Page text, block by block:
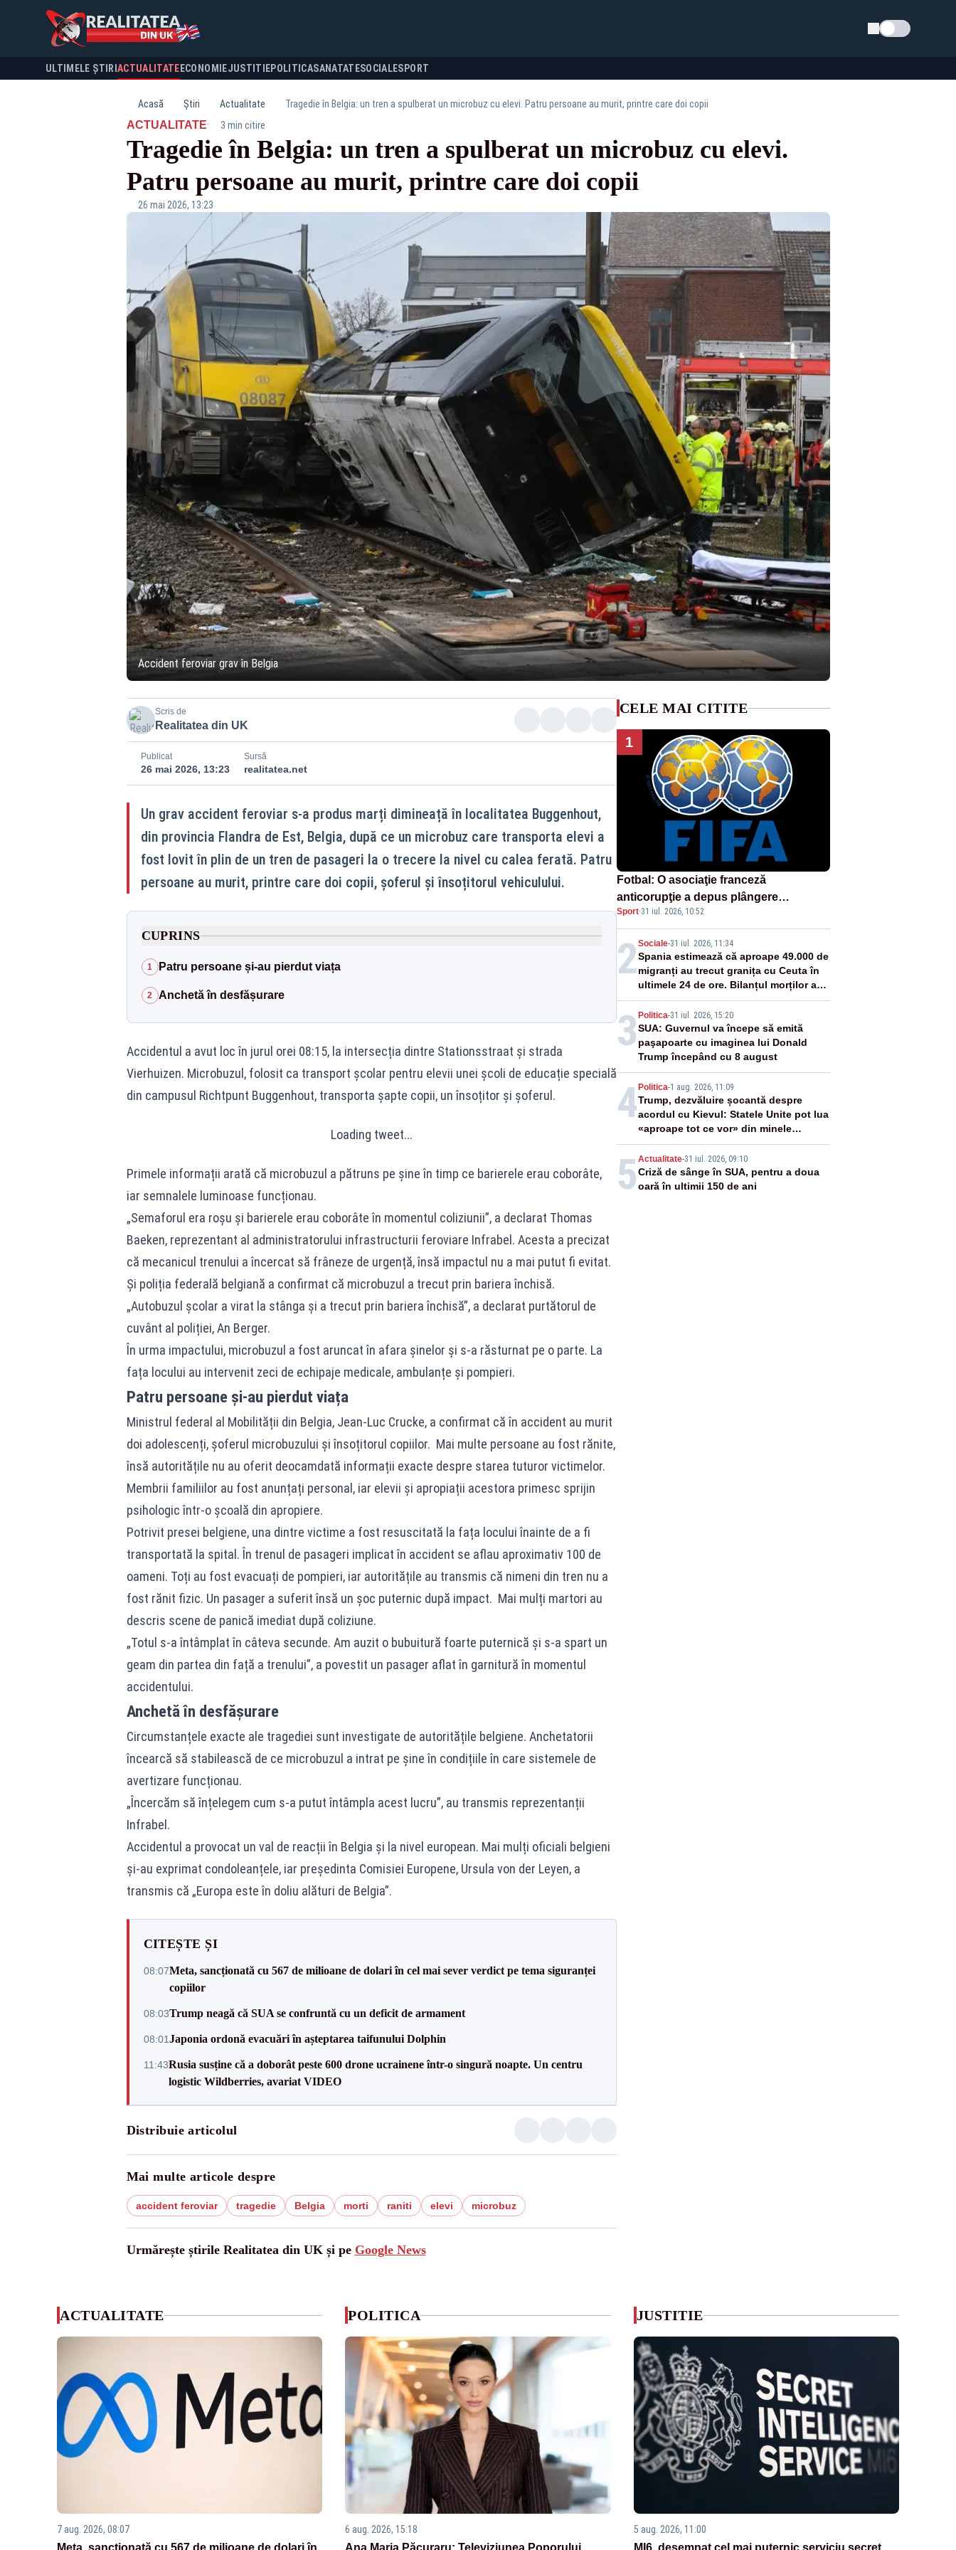
Schimba tema
ULTIMELE ȘTIRI ACTUALITATE ECONOMIEJUSTITIEPOLITICASANATATESOCIALESPORT
Acasă Știri Actualitate Tragedie în Belgia: un tren a spulberat un microbuz cu elevi. Patru persoane au murit, printre care doi copii
ACTUALITATE· 3 min citire
Tragedie în Belgia: un tren a spulberat un microbuz cu elevi.
Patru persoane au murit, printre care doi copii
26 mai 2026, 13:23
Accident feroviar grav în Belgia
Scris de
Realitatea din UK
Publicat
26 mai 2026, 13:23
Sursă
realitatea.net
Un grav accident feroviar s-a produs marți dimineață în localitatea Buggenhout,
din provincia Flandra de Est, Belgia, după ce un microbuz care transporta elevi a
fost lovit în plin de un tren de pasageri la o trecere la nivel cu calea ferată. Patru
persoane au murit, printre care doi copii, șoferul și însoțitorul vehiculului.
CUPRINS
1 Patru persoane și-au pierdut viața
2 Anchetă în desfășurare
Accidentul a avut loc în jurul orei 08:15, la intersecția dintre Stationsstraat și strada
Vierhuizen. Microbuzul, folosit ca transport școlar pentru elevii unei școli de educație specială
din campusul Richtpunt Buggenhout, transporta șapte copii, un însoțitor și șoferul.
Loading tweet...
Primele informații arată că microbuzul a pătruns pe șine în timp ce barierele erau coborâte,
iar semnalele luminoase funcționau.
„Semaforul era roșu și barierele erau coborâte în momentul coliziunii”, a declarat Thomas
Baeken, reprezentant al administratorului infrastructurii feroviare Infrabel. Acesta a precizat
că mecanicul trenului a încercat să frâneze de urgență, însă impactul nu a mai putut fi evitat.
Și poliția federală belgiană a confirmat că microbuzul a trecut prin bariera închisă.
„Autobuzul școlar a virat la stânga și a trecut prin bariera închisă”, a declarat purtătorul de
cuvânt al poliției, An Berger.
În urma impactului, microbuzul a fost aruncat în afara șinelor și s-a răsturnat pe o parte. La
fața locului au intervenit zeci de echipaje medicale, ambulanțe și pompieri.
Patru persoane și-au pierdut viața
Ministrul federal al Mobilității din Belgia, Jean-Luc Crucke, a confirmat că în accident au murit
doi adolescenți, șoferul microbuzului și însoțitorul copiilor. Mai multe persoane au fost rănite,
însă autoritățile nu au oferit deocamdată informații exacte despre starea tuturor victimelor.
Membrii familiilor au fost anunțați personal, iar elevii și apropiații acestora primesc sprijin
psihologic într-o școală din apropiere.
Potrivit presei belgiene, una dintre victime a fost resuscitată la fața locului înainte de a fi
transportată la spital. În trenul de pasageri implicat în accident se aflau aproximativ 100 de
oameni. Toți au fost evacuați de pompieri, iar autoritățile au transmis că nimeni din tren nu a
fost rănit fizic. Un pasager a suferit însă un șoc puternic după impact. Mai mulți martori au
descris scene de panică imediat după coliziune.
„Totul s-a întâmplat în câteva secunde. Am auzit o bubuitură foarte puternică și s-a spart un
geam din partea din față a trenului”, a povestit un pasager aflat în garnitură în momentul
accidentului.
Anchetă în desfășurare
Circumstanțele exacte ale tragediei sunt investigate de autoritățile belgiene. Anchetatorii
încearcă să stabilească de ce microbuzul a intrat pe șine în condițiile în care sistemele de
avertizare funcționau.
„Încercăm să înțelegem cum s-a putut întâmpla acest lucru”, au transmis reprezentanții
Infrabel.
Accidentul a provocat un val de reacții în Belgia și la nivel european. Mai mulți oficiali belgieni
și-au exprimat condoleanțele, iar președinta Comisiei Europene, Ursula von der Leyen, a
transmis că „Europa este în doliu alături de Belgia”.
CITEȘTE ȘI
08:07Meta, sancționată cu 567 de milioane de dolari în cel mai sever verdict pe tema siguranței
copiilor
08:03Trump neagă că SUA se confruntă cu un deficit de armament
08:01Japonia ordonă evacuări în așteptarea taifunului Dolphin
11:43Rusia susține că a doborât peste 600 drone ucrainene într-o singură noapte. Un centru
logistic Wildberries, avariat VIDEO
Distribuie articolul
Mai multe articole despre
accident feroviar tragedie Belgia morti raniti elevi microbuz
Urmărește știrile Realitatea din UK și pe Google News
CELE MAI CITITE
1
Fotbal: O asociaţie franceză
anticorupţie a depus plângere
împotriva proiectului FIFA
Sport·31 iul. 2026, 10:52
2Sociale-31 iul. 2026, 11:34
Spania estimează că aproape 49.000 de
migranți au trecut granița cu Ceuta în
ultimele 24 de ore. Bilanțul morților a
ajuns la 19
3 Politica-31 iul. 2026, 15:20
SUA: Guvernul va începe să emită
paşapoarte cu imaginea lui Donald
Trump începând cu 8 august
4 Politica-1 aug. 2026, 11:09
Trump, dezvăluire șocantă despre
acordul cu Kievul: Statele Unite pot lua
«aproape tot ce vor» din minele
Ucrainei”
5 Actualitate-31 iul. 2026, 09:10
Criză de sânge în SUA, pentru a doua
oară în ultimii 150 de ani
ACTUALITATE
7 aug. 2026, 08:07
POLITICA
6 aug. 2026, 15:18
JUSTITIE
5 aug. 2026, 11:00